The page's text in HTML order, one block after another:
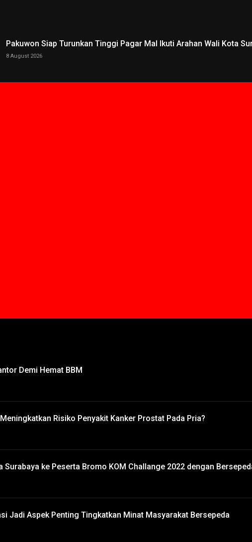
Pakuwon Siap Turunkan Tinggi Pagar Mal Ikuti Arahan Wali Kota
8 August 2026
Demi Hemat BBM
Risiko Penyakit Kanker Prostat Pada Pria?
Surabaya ke Peserta Bromo KOM Challange 2022 dengan
Jadi Aspek Penting Tingkatkan Minat Masyarakat Bersepeda